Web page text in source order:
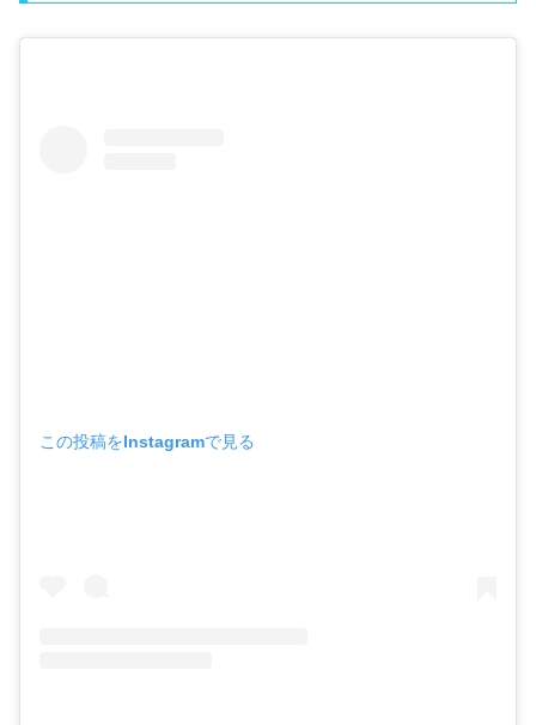
この投稿をInstagramで見る